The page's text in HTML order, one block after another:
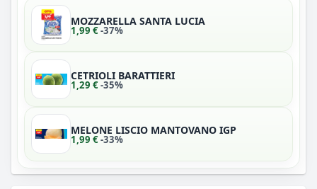
MOZZARELLA SANTA LUCIA
1,99 €-37%
CETRIOLI BARATTIERI
1,29 €-35%
MELONE LISCIO MANTOVANO IGP
1,99 €-33%